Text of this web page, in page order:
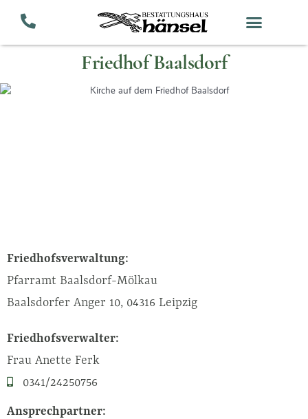
Inhalt
Friedhof Baalsdorf
Friedhofsverwaltung:
Pfarramt Baalsdorf-Mölkau
Baalsdorfer Anger 10, 04316 Leipzig
Friedhofsverwalter:
Frau Anette Ferk
0341/24250756
Ansprechpartner: